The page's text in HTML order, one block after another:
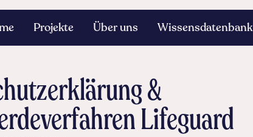
Projekte Über uns Wissensdatenbank
&
Lifeguard